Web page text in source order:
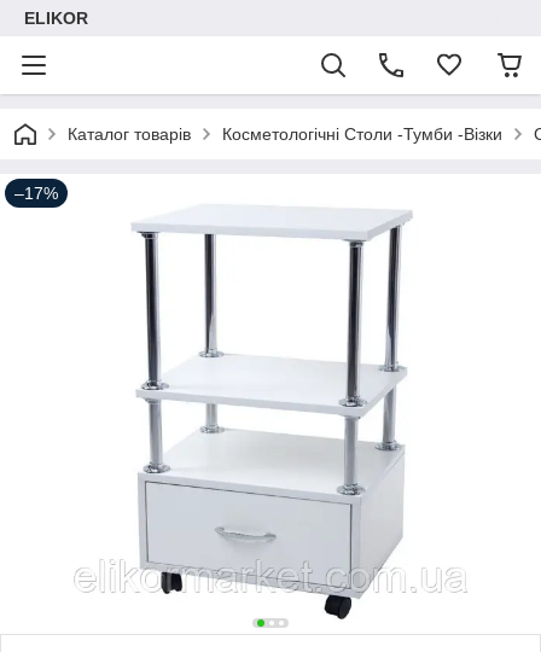
ELIKOR
Каталог товарів Косметологічні Столи -Тумби -Візки
–17%